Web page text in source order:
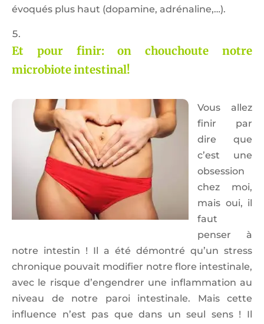
évoqués plus haut (dopamine, adrénaline,…).
Et pour finir: on chouchoute notre
microbiote intestinal!
Vous allez
finir par
dire que
c’est une
obsession
chez moi,
mais oui, il
faut
penser à
notre intestin ! Il a été démontré qu’un stress
chronique pouvait modifier notre flore intestinale,
avec le risque d’engendrer une inflammation au
niveau de notre paroi intestinale. Mais cette
influence n’est pas que dans un seul sens ! Il